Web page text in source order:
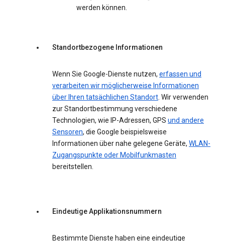
werden können.
Standortbezogene Informationen
Wenn Sie Google-Dienste nutzen, erfassen und
verarbeiten wir möglicherweise Informationen
über Ihren tatsächlichen Standort. Wir verwenden
zur Standortbestimmung verschiedene
Technologien, wie IP-Adressen, GPS und andere
Sensoren, die Google beispielsweise
Informationen über nahe gelegene Geräte, WLAN-
Zugangspunkte oder Mobilfunkmasten
bereitstellen.
Eindeutige Applikationsnummern
Bestimmte Dienste haben eine eindeutige